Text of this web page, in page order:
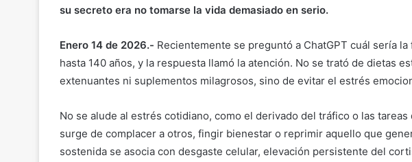
su secreto era no tomarse la vida demasiado en serio.
Enero 14 de 2026.- Recientemente se preguntó a ChatGPT cuál sería
hasta 140 años, y la respuesta llamó la atención. No se trató de dietas
extenuantes ni suplementos milagrosos, sino de evitar el estrés
No se alude al estrés cotidiano, como el derivado del tráfico o las
surge de complacer a otros, fingir bienestar o reprimir aquello que
sostenida se asocia con desgaste celular, elevación persistente del